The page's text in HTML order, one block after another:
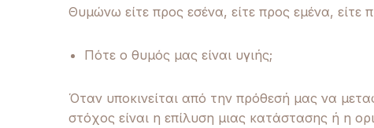
Θυμώνω είτε προς εσένα, είτε προς εμένα,
Πότε ο θυμός μας είναι υγιής;
Όταν υποκινείται από την πρόθεσή μας να
στόχος είναι η επίλυση μιας κατάστασης ή η